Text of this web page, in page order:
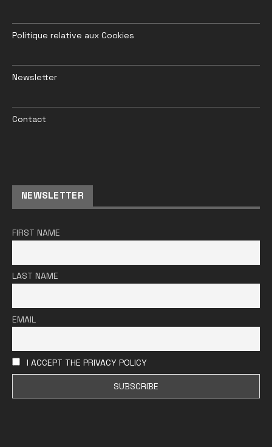
Politique relative aux Cookies
Newsletter
Contact
NEWSLETTER
FIRST NAME
LAST NAME
EMAIL
I ACCEPT THE PRIVACY POLICY